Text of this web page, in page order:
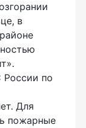
в
России по
Для
пожарные